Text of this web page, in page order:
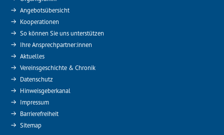
Angebotsübersicht
Kooperationen
So können Sie uns unterstützen
Ihre Ansprechpartner:innen
Aktuelles
Vereinsgeschichte & Chronik
Datenschutz
Hinweisgeberkanal
Impressum
Barrierefreiheit
Sitemap